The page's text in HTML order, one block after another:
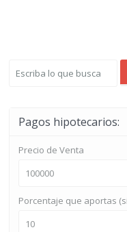
Pagos hipotecarios:
Precio de Venta
Porcentaje que aportas